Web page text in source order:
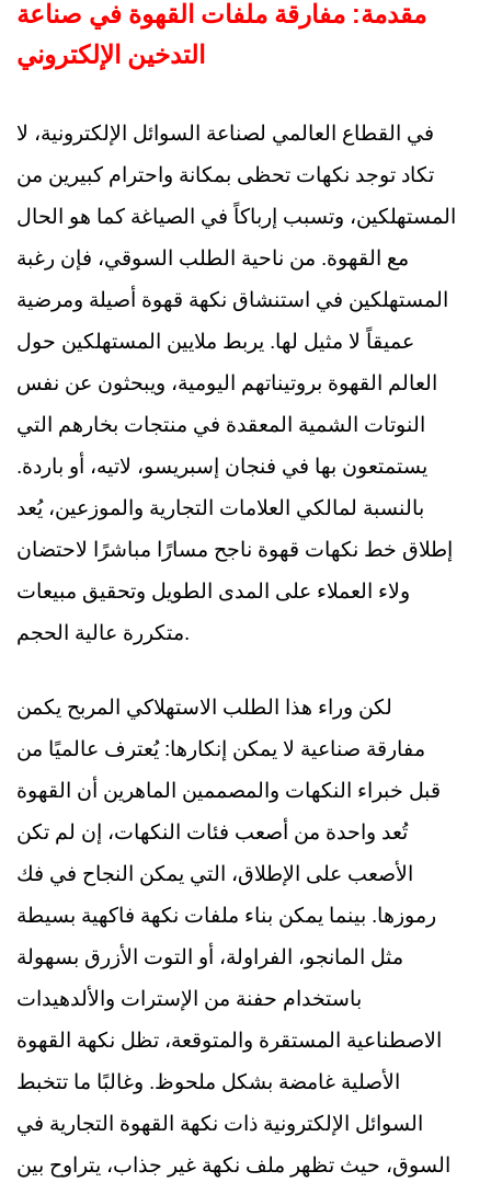
مقدمة: مفارقة ملفات القهوة في صناعة
التدخين الإلكتروني
في القطاع العالمي لصناعة السوائل الإلكترونية، لا
تكاد توجد نكهات تحظى بمكانة واحترام كبيرين من
المستهلكين، وتسبب إرباكاً في الصياغة كما هو الحال
مع القهوة. من ناحية الطلب السوقي، فإن رغبة
المستهلكين في استنشاق نكهة قهوة أصيلة ومرضية
عميقاً لا مثيل لها. يربط ملايين المستهلكين حول
العالم القهوة بروتيناتهم اليومية، ويبحثون عن نفس
النوتات الشمية المعقدة في منتجات بخارهم التي
يستمتعون بها في فنجان إسبريسو، لاتيه، أو باردة.
بالنسبة لمالكي العلامات التجارية والموزعين، يُعد
إطلاق خط نكهات قهوة ناجح مسارًا مباشرًا لاحتضان
ولاء العملاء على المدى الطويل وتحقيق مبيعات
متكررة عالية الحجم.
لكن وراء هذا الطلب الاستهلاكي المربح يكمن
مفارقة صناعية لا يمكن إنكارها: يُعترف عالميًا من
قبل خبراء النكهات والمصممين الماهرين أن القهوة
تُعد واحدة من أصعب فئات النكهات، إن لم تكن
الأصعب على الإطلاق، التي يمكن النجاح في فك
رموزها. بينما يمكن بناء ملفات نكهة فاكهية بسيطة
مثل المانجو، الفراولة، أو التوت الأزرق بسهولة
باستخدام حفنة من الإسترات والألدهيدات
الاصطناعية المستقرة والمتوقعة، تظل نكهة القهوة
الأصلية غامضة بشكل ملحوظ. وغالبًا ما تتخبط
السوائل الإلكترونية ذات نكهة القهوة التجارية في
السوق، حيث تظهر ملف نكهة غير جذاب، يتراوح بين